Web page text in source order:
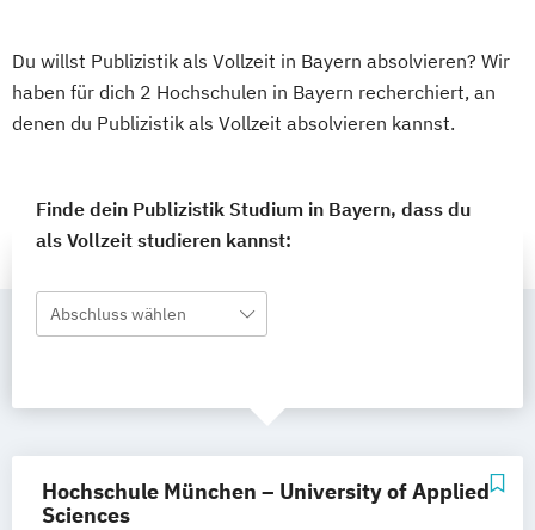
Du willst Publizistik als Vollzeit in Bayern absolvieren? Wir
haben für dich 2 Hochschulen in Bayern recherchiert, an
denen du Publizistik als Vollzeit absolvieren kannst.
Finde dein Publizistik Studium in Bayern, dass du
als Vollzeit studieren kannst:
Abschluss wählen
Hochschule München – University of Applied
Sciences